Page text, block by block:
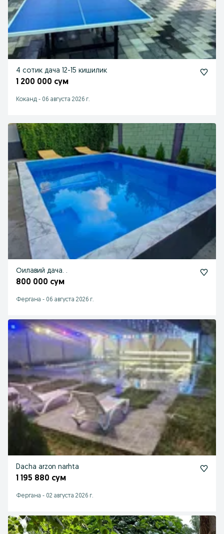
4 сотик дача 12-15 кишилик
1 200 000 сум
Коканд - 06 августа 2026 г.
Оилавий дача. .
800 000 сум
Фергана - 06 августа 2026 г.
Dacha arzon narhta
1 195 880 сум
Фергана - 02 августа 2026 г.